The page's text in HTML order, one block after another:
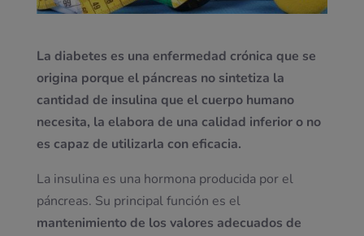
La diabetes es una enfermedad crónica que se
origina porque el páncreas no sintetiza la
cantidad de insulina que el cuerpo humano
necesita, la elabora de una calidad inferior o no
es capaz de utilizarla con eficacia.
La insulina es una hormona producida por el
páncreas. Su principal función es el
mantenimiento de los valores adecuados de